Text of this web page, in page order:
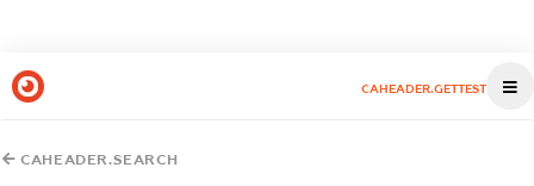
CAHEADER.GETTEST
CAHEADER.SEARCH